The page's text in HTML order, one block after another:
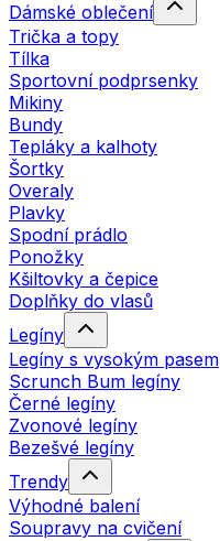
Dámské oblečení
Trička a topy
Tílka
Sportovní podprsenky
Mikiny
Bundy
Tepláky a kalhoty
Šortky
Overaly
Plavky
Spodní prádlo
Ponožky
Kšiltovky a čepice
Doplňky do vlasů
Legíny
Legíny s vysokým pasem
Scrunch Bum legíny
Černé legíny
Zvonové legíny
Bezešvé legíny
Trendy
Výhodné balení
Soupravy na cvičení